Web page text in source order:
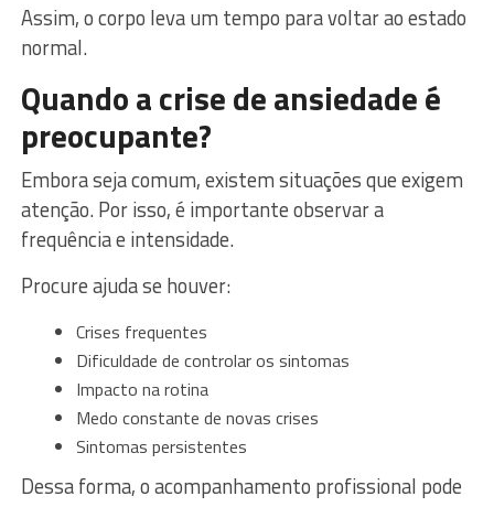
Assim, o corpo leva um tempo para voltar ao estado
normal.
Quando a crise de ansiedade é
preocupante?
Embora seja comum, existem situações que exigem
atenção. Por isso, é importante observar a
frequência e intensidade.
Procure ajuda se houver:
Crises frequentes
Dificuldade de controlar os sintomas
Impacto na rotina
Medo constante de novas crises
Sintomas persistentes
Dessa forma, o acompanhamento profissional pode